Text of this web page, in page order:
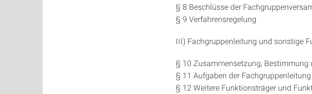
§ 8 Beschlüsse der
§ 9 Verfahrensregelung
III) Fachgruppenleitung und sonstige
§ 10 Zusammensetzung,
§ 11 Aufgaben der Fachgruppenleitung
§ 12 Weitere Funktionsträger und